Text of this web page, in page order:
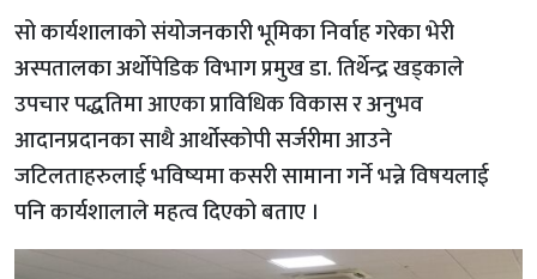
सो कार्यशालाको संयोजनकारी भूमिका निर्वाह गरेका भेरी
अस्पतालका अर्थोपेडिक विभाग प्रमुख डा. तिर्थेन्द्र खड्काले
उपचार पद्धतिमा आएका प्राविधिक विकास र अनुभव
आदानप्रदानका साथै आर्थोस्कोपी सर्जरीमा आउने
जटिलताहरुलाई भविष्यमा कसरी सामाना गर्ने भन्ने विषयलाई
पनि कार्यशालाले महत्व दिएको बताए ।